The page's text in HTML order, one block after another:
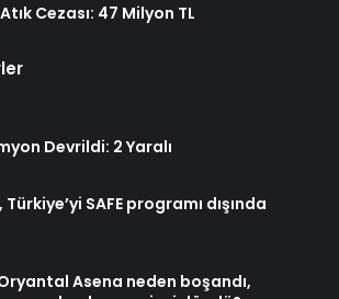
Cezası: 47 Milyon TL
Devrildi: 2 Yaralı
SAFE programı dışında
Asena neden boşandı,